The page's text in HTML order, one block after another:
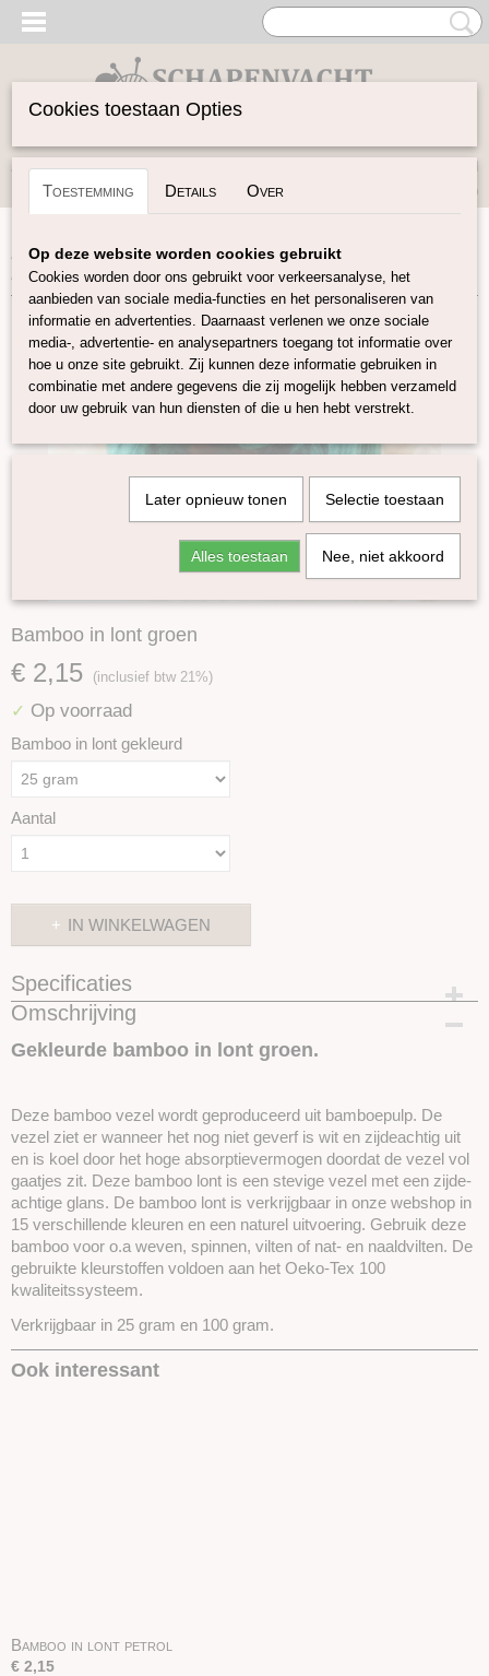
Inloggen Registreren
(0)
Home>Vilten>Plantaardige vezels>Bamboo in lont
Bamboo in lont groen
Bamboo in lont groen
€ 2,15 (inclusief btw 21%)
✓ Op voorraad
Bamboo in lont gekleurd
Aantal
IN WINKELWAGEN
Specificaties
Productcode
Omschrijving
Gekleurde bamboo in lont groen.
Deze bamboo vezel wordt geproduceerd uit bamboepulp. De
vezel ziet er wanneer het nog niet geverf is wit en zijdeachtig uit
en is koel door het hoge absorptievermogen doordat de vezel vol
gaatjes zit. Deze bamboo lont is een stevige vezel met een zijde-
achtige glans. De bamboo lont is verkrijgbaar in onze webshop in
15 verschillende kleuren en een naturel uitvoering. Gebruik deze
bamboo voor o.a weven, spinnen, vilten of nat- en naaldvilten. De
gebruikte kleurstoffen voldoen aan het Oeko-Tex 100
kwaliteitssysteem.
Verkrijgbaar in 25 gram en 100 gram.
Ook interessant
Bamboo in lont petrol
€ 2,15
Cookies toestaan Opties
Toestemming Details Over
Op deze website worden cookies gebruikt
Cookies worden door ons gebruikt voor verkeersanalyse, het
aanbieden van sociale media-functies en het personaliseren van
informatie en advertenties. Daarnaast verlenen we onze sociale
media-, advertentie- en analysepartners toegang tot informatie over
hoe u onze site gebruikt. Zij kunnen deze informatie gebruiken in
combinatie met andere gegevens die zij mogelijk hebben verzameld
door uw gebruik van hun diensten of die u hen hebt verstrekt.
Later opnieuw tonen Selectie toestaan
Alles toestaan Nee, niet akkoord